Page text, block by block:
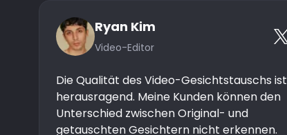
Ryan Kim
Video-Editor
Die Qualität des Video-Gesichtstauschs ist
herausragend. Meine Kunden können den
Unterschied zwischen Original- und
getauschten Gesichtern nicht erkennen.